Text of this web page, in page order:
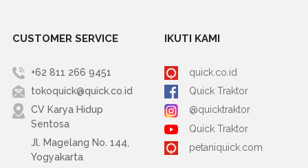
CUSTOMER SERVICE
+62 811 266 9451
tokoquick@quick.co.id
CV Karya Hidup
Sentosa
Jl. Magelang No. 144,
Yogyakarta
IKUTI KAMI
quick.co.id
Quick Traktor
@quicktraktor
Quick Traktor
petaniquick.com